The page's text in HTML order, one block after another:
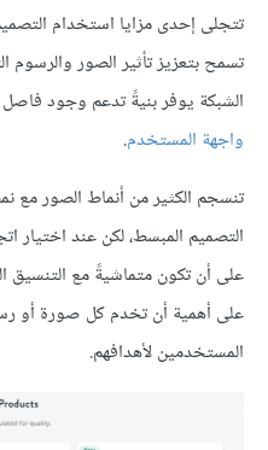
تتجلى إحدى مزايا استخدام
تسمح بتعزيز تأثير الصور والرسوم
الشبكة يوفر بنيةً تدعم وجود
واجهة المستخدم.
تنسجم الكثير من أنماط الصور مع
التصميم المبسط، لكن عند
على أن تكون متماشيةً مع التنسيق
على أهمية أن تخدم كل صورة أو
المستخدمين لأهدافهم.